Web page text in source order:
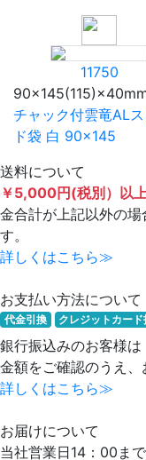
11750
チャック付雲竜AL
ド袋 白 90×145
送料について
￥5,000円(税別）以
金合計が上記以外の
す。
詳しくはこちら≫
お支払い方法について
代金引換 クレジットカード
銀行振込みのお客様
金額をご確認のうえ、
詳しくはこちら≫
お届けについて
当社営業日14：00ま